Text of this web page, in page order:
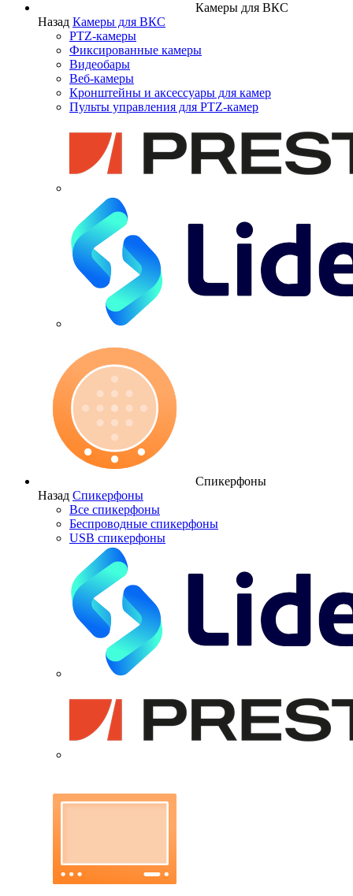
Камеры для ВКС
Назад Камеры для ВКС
PTZ-камеры
Фиксированные камеры
Видеобары
Веб-камеры
Кронштейны и аксессуары для камер
Пульты управления для PTZ-камер
Спикерфоны
Назад Спикерфоны
Все спикерфоны
Беспроводные спикерфоны
USB спикерфоны